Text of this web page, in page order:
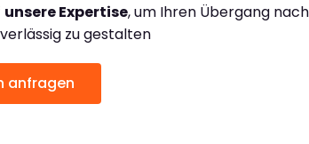
unsere Expertise, um Ihren Übergang
zu gestalten
anfragen